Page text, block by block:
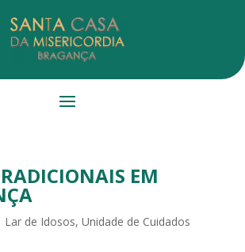
EM
Lar de Idosos, Unidade de Cuidados